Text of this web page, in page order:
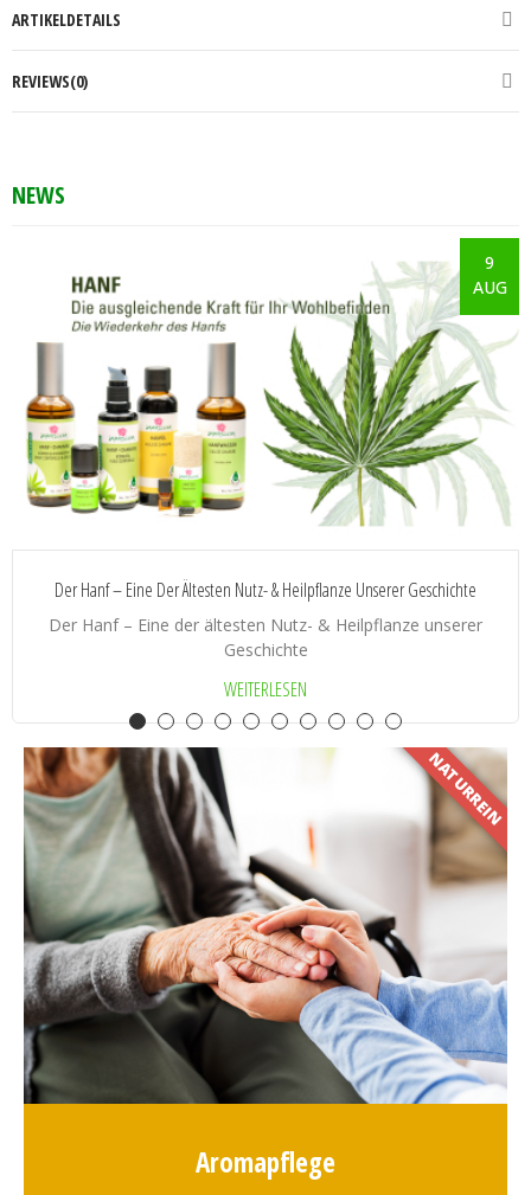
ARTIKELDETAILS
REVIEWS(0)
NEWS
9
AUG
Der Hanf – Eine Der Ältesten Nutz- & Heilpflanze Unserer Geschichte
Der Hanf – Eine der ältesten Nutz- & Heilpflanze unserer
Geschichte
WEITERLESEN
Aromapflege
NATURREIN